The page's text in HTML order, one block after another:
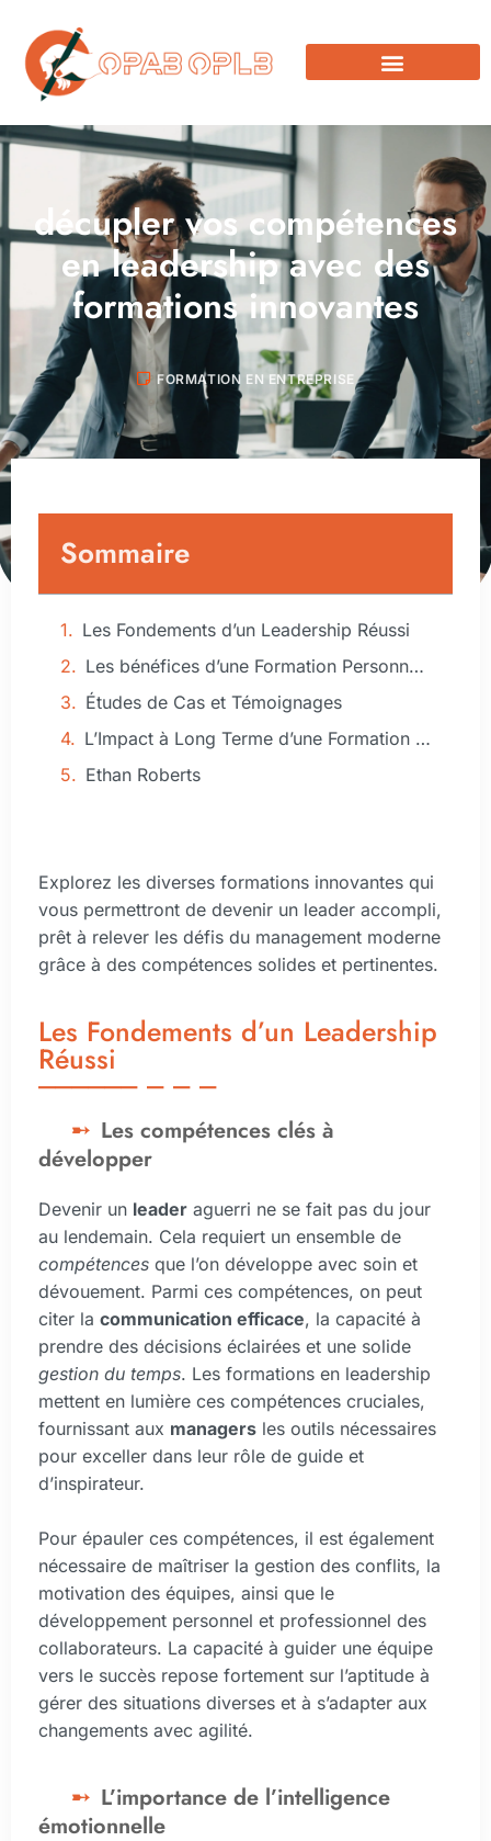
décupler vos compétences
en leadership avec des
formations innovantes
FORMATION EN ENTREPRISE
Sommaire
Les Fondements d’un Leadership Réussi
Les bénéfices d’une Formation Personnalisée
Études de Cas et Témoignages
L’Impact à Long Terme d’une Formation en Leadership
Ethan Roberts
Explorez les diverses formations innovantes qui
vous permettront de devenir un leader accompli,
prêt à relever les défis du management moderne
grâce à des compétences solides et pertinentes.
Les Fondements d’un Leadership
Réussi
Les compétences clés à
développer
Devenir un leader aguerri ne se fait pas du jour
au lendemain. Cela requiert un ensemble de
compétences que l’on développe avec soin et
dévouement. Parmi ces compétences, on peut
citer la communication efficace, la capacité à
prendre des décisions éclairées et une solide
gestion du temps. Les formations en leadership
mettent en lumière ces compétences cruciales,
fournissant aux managers les outils nécessaires
pour exceller dans leur rôle de guide et
d’inspirateur.
Pour épauler ces compétences, il est également
nécessaire de maîtriser la gestion des conflits, la
motivation des équipes, ainsi que le
développement personnel et professionnel des
collaborateurs. La capacité à guider une équipe
vers le succès repose fortement sur l’aptitude à
gérer des situations diverses et à s’adapter aux
changements avec agilité.
L’importance de l’intelligence
émotionnelle